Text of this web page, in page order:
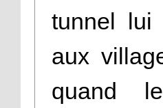
tunnel lui
aux
quand